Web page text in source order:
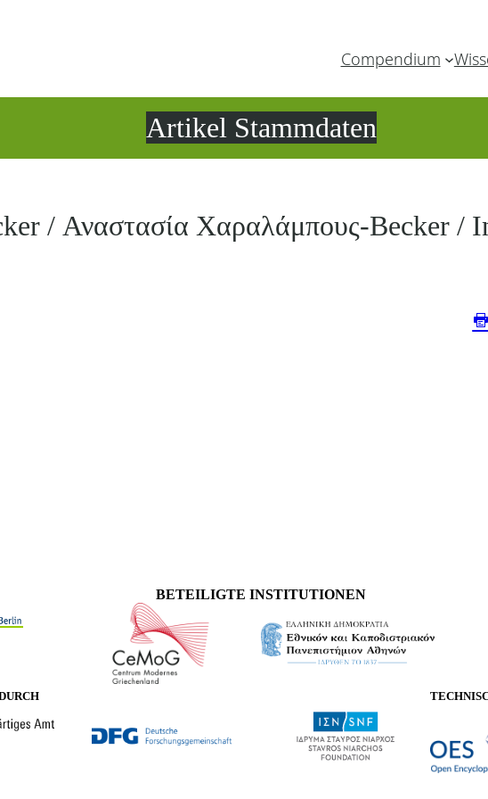
Compendium
Artikel Stammdaten
/ Αναστασία Χαραλάμπους-Becker /
BETEILIGTE INSTITUTIONEN